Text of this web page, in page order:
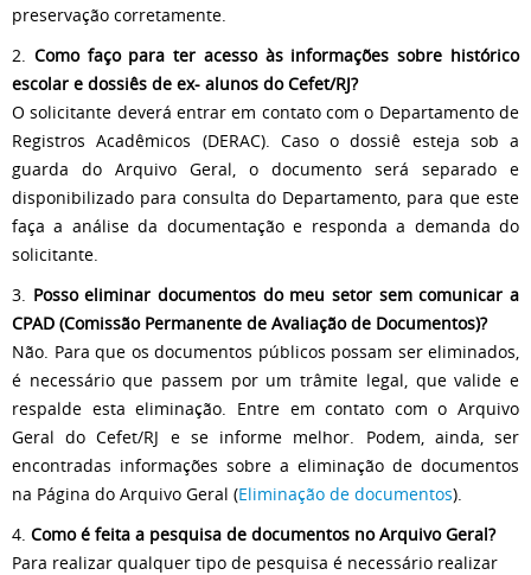
preservação corretamente.
2. Como faço para ter acesso às informações sobre histórico
escolar e dossiês de ex- alunos do Cefet/RJ?
O solicitante deverá entrar em contato com o Departamento de
Registros Acadêmicos (DERAC). Caso o dossiê esteja sob a
guarda do Arquivo Geral, o documento será separado e
disponibilizado para consulta do Departamento, para que este
faça a análise da documentação e responda a demanda do
solicitante.
3. Posso eliminar documentos do meu setor sem comunicar a
CPAD (Comissão Permanente de Avaliação de Documentos)?
Não. Para que os documentos públicos possam ser eliminados,
é necessário que passem por um trâmite legal, que valide e
respalde esta eliminação. Entre em contato com o Arquivo
Geral do Cefet/RJ e se informe melhor. Podem, ainda, ser
encontradas informações sobre a eliminação de documentos
na Página do Arquivo Geral (Eliminação de documentos).
4. Como é feita a pesquisa de documentos no Arquivo Geral?
Para realizar qualquer tipo de pesquisa é necessário realizar